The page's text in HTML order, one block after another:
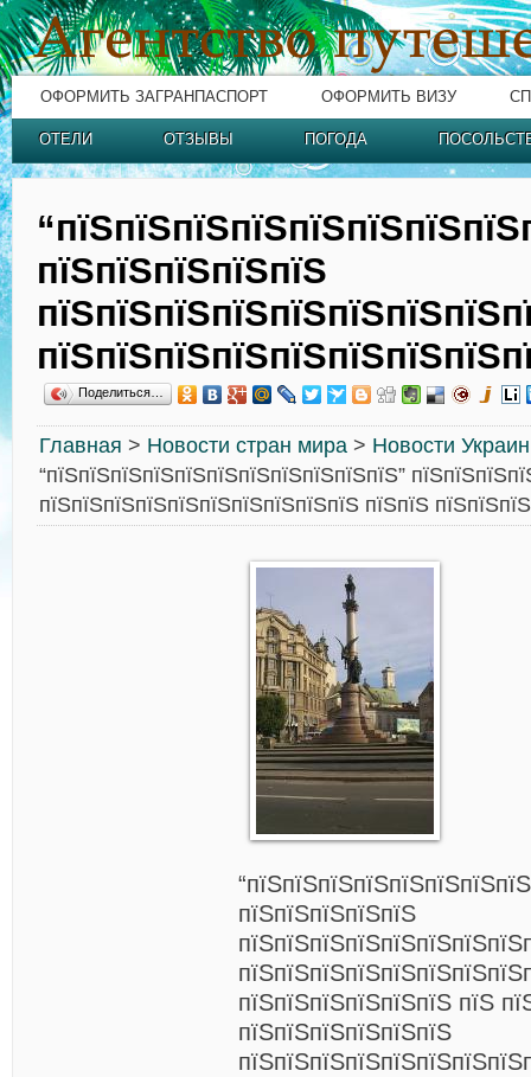
ОФОРМИТЬ ЗАГРАНПАСПОРТ ОФОРМИТЬ ВИЗУ
ОТЕЛИ ОТЗЫВЫ ПОГОДА
пїЅпїЅпїЅпїЅпїЅ
Поделиться…
Главная > Новости стран мира > Новости
“пїЅпїЅпїЅпїЅпїЅпїЅпїЅпїЅпїЅпїЅпїЅ”
пїЅпїЅпїЅпїЅпїЅпїЅпїЅпїЅпїЅпїЅ пїЅпїЅ
пїЅпїЅпїЅпїЅпїЅ
пїЅпїЅпїЅпїЅпїЅпїЅ пїЅ
пїЅпїЅпїЅпїЅпїЅпїЅ